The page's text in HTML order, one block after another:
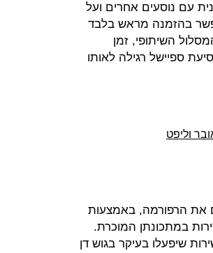
עם נוסעים אחרים ועל
בהזמנה מראש בלבד
השיתופי, זמן
ספיישל רגילה לאותו
את הרפורמה, באמצעות
במתכונתן המוכרת.
שיפעלו בעיקר בגוש דן